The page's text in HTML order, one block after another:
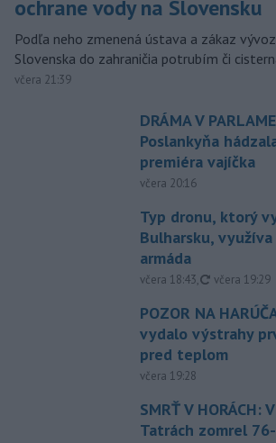
ochrane vody na Slovensku
Podľa neho zmenená ústava a zákaz
Slovenska do zahraničia potrubím či
včera 21:39
DRÁMA V
Poslankyňa
premiéra vajíčka
včera 20:16
Typ dronu, ktorý
Bulharsku,
armáda
včera 18:43, aktualizované
včera 19:29
POZOR NA
vydalo výstrahy
pred teplom
včera 19:28
SMRŤ V HORÁCH:
Tatrách zomrel